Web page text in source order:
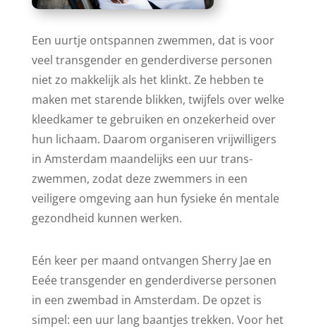
Een uurtje ontspannen zwemmen, dat is voor
veel transgender en genderdiverse personen
niet zo makkelijk als het klinkt. Ze hebben te
maken met starende blikken, twijfels over welke
kleedkamer te gebruiken en onzekerheid over
hun lichaam. Daarom organiseren vrijwilligers
in Amsterdam maandelijks een uur trans-
zwemmen, zodat deze zwemmers in een
veiligere omgeving aan hun fysieke én mentale
gezondheid kunnen werken.
Eén keer per maand ontvangen Sherry Jae en
Eeée transgender en genderdiverse personen
in een zwembad in Amsterdam. De opzet is
simpel: een uur lang baantjes trekken. Voor het